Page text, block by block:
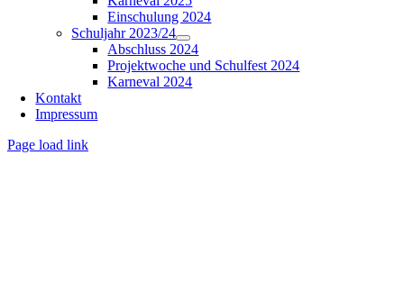
Einschulung 2024
Schuljahr 2023/24
Abschluss 2024
Projektwoche und Schulfest 2024
Karneval 2024
Kontakt
Impressum
Page load link